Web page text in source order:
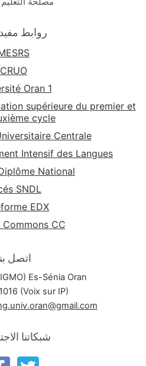
🔗 روابط
CRUO
Oran 1
supérieure du premier et
cycle
Centrale
Intensif des Langues
National
SNDL
EDX
CC
اتصل
Es-Sénia Oran
(Voix sur IP)
شبكاتنا